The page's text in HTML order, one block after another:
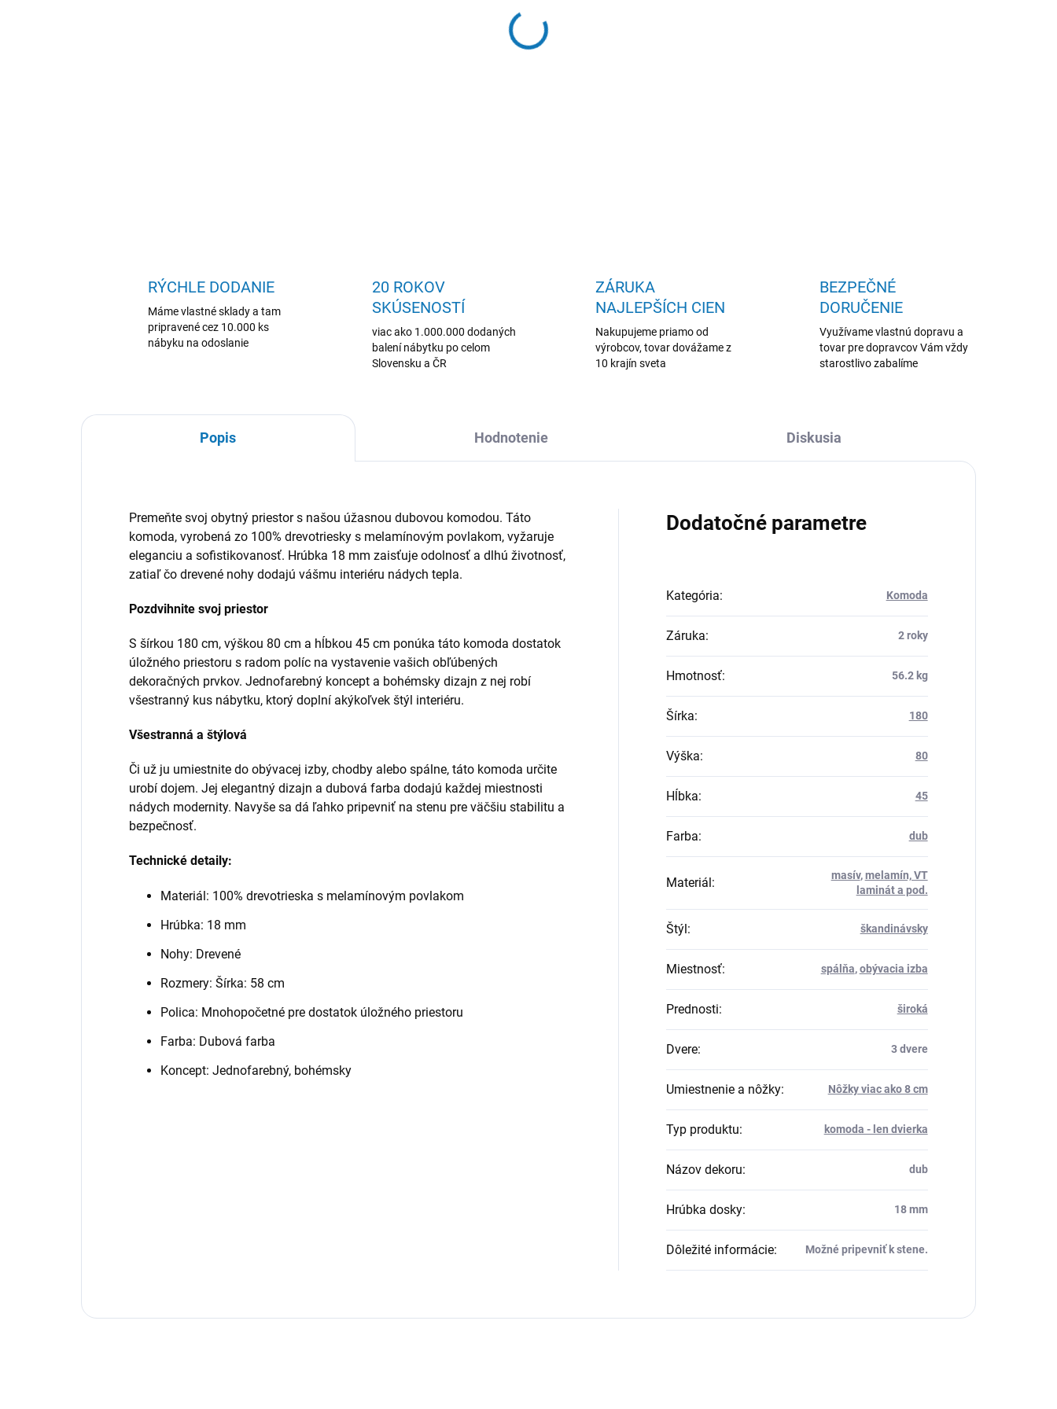
DETAILNÉ INFORMÁCIE
RÝCHLE DODANIE
Máme vlastné sklady a tam
pripravené cez 10.000 ks
nábyku na odoslanie
20 ROKOV
SKÚSENOSTÍ
viac ako 1.000.000 dodaných
balení nábytku po celom
Slovensku a ČR
ZÁRUKA
NAJLEPŠÍCH CIEN
Nakupujeme priamo od
výrobcov, tovar dovážame z
10 krajín sveta
BEZPEČNÉ
DORUČENIE
Využívame vlastnú dopravu a
tovar pre dopravcov Vám vždy
starostlivo zabalíme
Popis Hodnotenie Diskusia
Premeňte svoj obytný priestor s našou úžasnou dubovou komodou. Táto
komoda, vyrobená zo 100% drevotriesky s melamínovým povlakom, vyžaruje
eleganciu a sofistikovanosť. Hrúbka 18 mm zaisťuje odolnosť a dlhú životnosť,
zatiaľ čo drevené nohy dodajú vášmu interiéru nádych tepla.
Pozdvihnite svoj priestor
S šírkou 180 cm, výškou 80 cm a hĺbkou 45 cm ponúka táto komoda dostatok
úložného priestoru s radom políc na vystavenie vašich obľúbených
dekoračných prvkov. Jednofarebný koncept a bohémsky dizajn z nej robí
všestranný kus nábytku, ktorý doplní akýkoľvek štýl interiéru.
Všestranná a štýlová
Či už ju umiestnite do obývacej izby, chodby alebo spálne, táto komoda určite
urobí dojem. Jej elegantný dizajn a dubová farba dodajú každej miestnosti
nádych modernity. Navyše sa dá ľahko pripevniť na stenu pre väčšiu stabilitu a
bezpečnosť.
Technické detaily:
Materiál: 100% drevotrieska s melamínovým povlakom
Hrúbka: 18 mm
Nohy: Drevené
Rozmery: Šírka: 58 cm
Polica: Mnohopočetné pre dostatok úložného priestoru
Farba: Dubová farba
Koncept: Jednofarebný, bohémsky
Dodatočné parametre
Kategória: Komoda
Záruka: 2 roky
Hmotnosť: 56.2 kg
Šírka: 180
Výška: 80
Hĺbka: 45
Farba: dub
Materiál : masív,melamín, VT
laminát a pod.
Štýl : škandinávsky
Miestnosť: spálňa,obývacia izba
Prednosti: široká
Dvere: 3 dvere
Umiestnenie a nôžky: Nôžky viac ako 8 cm
Typ produktu: komoda - len dvierka
Názov dekoru: dub
Hrúbka dosky: 18 mm
Dôležité informácie: Možné pripevniť k stene.